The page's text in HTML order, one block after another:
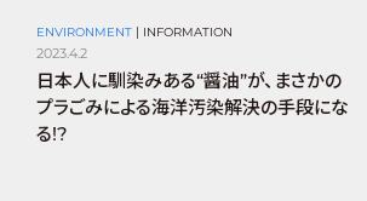
ENVIRONMENT INFORMATION
2023.4.2
日本人に馴染みある“醤油”が、まさかの
プラごみによる海洋汚染解決の手段にな
る!?